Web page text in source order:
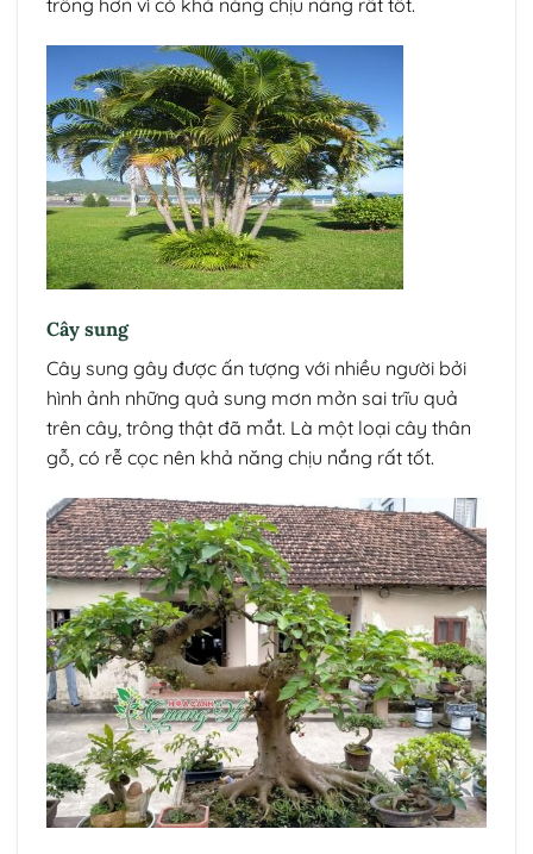
trồng hơn vì có khả năng chịu nắng rất tốt.
Cây sung
Cây sung gây được ấn tượng với nhiều người bởi
hình ảnh những quả sung mơn mởn sai trĩu quả
trên cây, trông thật đã mắt. Là một loại cây thân
gỗ, có rễ cọc nên khả năng chịu nắng rất tốt.